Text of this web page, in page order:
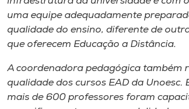
uma equipe adequadamente
qualidade do ensino, diferente de
que oferecem Educação a Distância.
A coordenadora pedagógica também
qualidade dos cursos EAD da Unoesc.
mais de 600 professores foram